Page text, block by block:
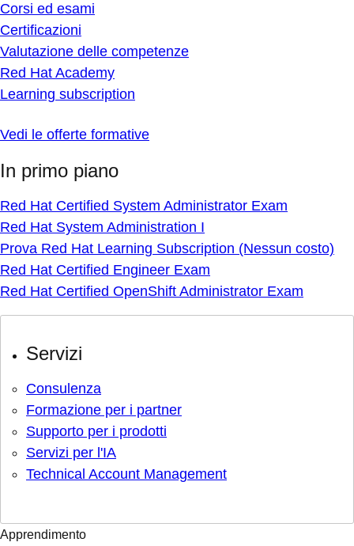
Corsi ed esami
Certificazioni
Valutazione delle competenze
Red Hat Academy
Learning subscription
Vedi le offerte formative
In primo piano
Red Hat Certified System Administrator Exam
Red Hat System Administration I
Prova Red Hat Learning Subscription (Nessun costo)
Red Hat Certified Engineer Exam
Red Hat Certified OpenShift Administrator Exam
Servizi
Consulenza
Formazione per i partner
Supporto per i prodotti
Servizi per l'IA
Technical Account Management
Apprendimento